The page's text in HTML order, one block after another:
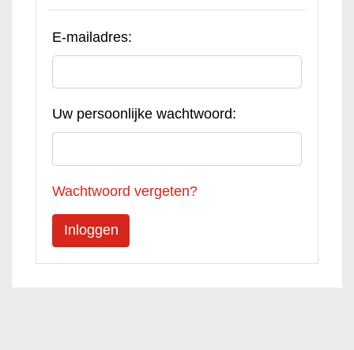
E-mailadres:
Uw persoonlijke wachtwoord:
Wachtwoord vergeten?